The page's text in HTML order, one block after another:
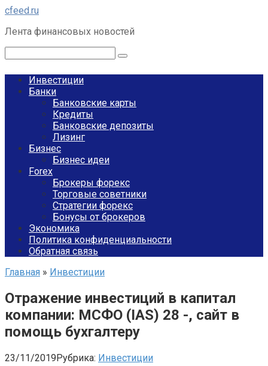
Перейти
контенту
cfeed.ru
Лента финансовых новостей
Инвестиции
Банки
Банковские карты
Кредиты
Банковские депозиты
Лизинг
Бизнес
Бизнес идеи
Forex
Брокеры форекс
Торговые советники
Стратегии форекс
Бонусы от брокеров
Экономика
Политика конфиденциальности
Обратная связь
Главная » Инвестиции
Отражение инвестиций в капитал
компании: МСФО (IAS) 28 -, сайт в
помощь бухгалтеру
23/11/2019Рубрика: Инвестиции